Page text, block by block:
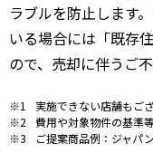
ラブルを防止します
いる場合には「既存
ので、売却に伴うご
実施できない店舗もござ
費用や対象物件の基準
ご提案商品例：ジャパ